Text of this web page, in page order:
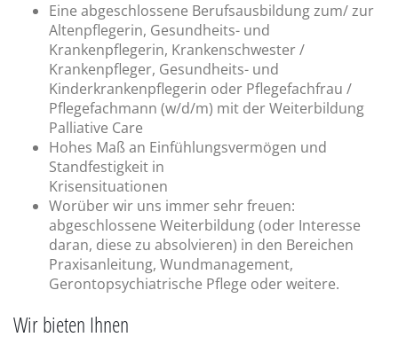
Eine abgeschlossene Berufsausbildung zum/ zur
Altenpflegerin, Gesundheits- und
Krankenpflegerin, Krankenschwester /
Krankenpfleger, Gesundheits- und
Kinderkrankenpflegerin oder Pflegefachfrau /
Pflegefachmann (w/d/m) mit der Weiterbildung
Palliative Care
Hohes Maß an Einfühlungsvermögen und
Standfestigkeit in
Krisensituationen
Worüber wir uns immer sehr freuen:
abgeschlossene Weiterbildung (oder Interesse
daran, diese zu absolvieren) in den Bereichen
Praxisanleitung, Wundmanagement,
Gerontopsychiatrische Pflege oder weitere.
Wir bieten Ihnen